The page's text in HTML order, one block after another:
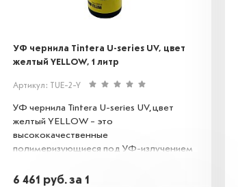
УФ чернила Tintera U-series UV, цвет
желтый YELLOW, 1 литр
Артикул: TUE-2-Y
УФ чернила Tintera U-series UV, цвет
желтый YELLOW – это
высококачественные
полимеризующиеся под УФ-излучением
Обеспечивают яркое, устойчивое к
6 461 руб.за 1